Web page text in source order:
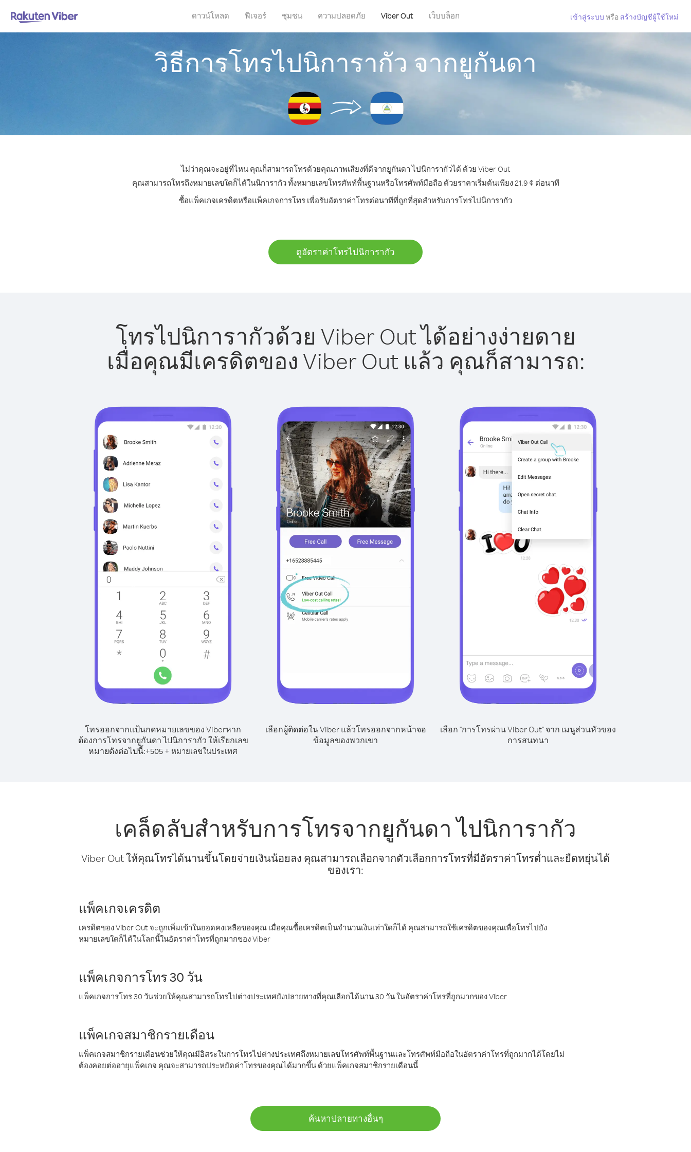
ดาวน์โหลด ฟีเจอร์ ชุมชน ความปลอดภัย Viber Out เว็บบล็อก เข้าสู่ระบบ หรือ สร้างบัญชีผู้ใช้ใหม่
วิธีการโทรไปนิการากัว จากยูกันดา
ไม่ว่าคุณจะอยู่ที่ไหน คุณก็สามารถโทรด้วยคุณภาพเสียงที่ดีจากยูกันดา ไปนิการากัวได้ ด้วย Viber Out
คุณสามารถโทรถึงหมายเลขใดก็ได้ในนิการากัว ทั้งหมายเลขโทรศัพท์พื้นฐานหรือโทรศัพท์มือถือ ด้วยราคาเริ่มต้นเพียง 21.9 ¢ ต่อนาที
ซื้อแพ็คเกจเครดิตหรือแพ็คเกจการโทร เพื่อรับอัตราค่าโทรต่อนาทีที่ถูกที่สุดสำหรับการโทรไปนิการากัว
ดูอัตราค่าโทรไปนิการากัว
โทรไปนิการากัวด้วย Viber Out ได้อย่างง่ายดาย
เมื่อคุณมีเครดิตของ Viber Out แล้ว คุณก็สามารถ:
โทรออกจากแป้นกดหมายเลขของ Viberหาก
ต้องการโทรจากยูกันดา ไปนิการากัว ให้เรียกเลข
หมายดังต่อไปนี้:+505 + หมายเลขในประเทศ
เลือกผู้ติดต่อใน Viber แล้วโทรออกจากหน้าจอ
ข้อมูลของพวกเขา
เลือก "การโทรผ่าน Viber Out" จาก เมนูส่วนหัวของ
การสนทนา
เคล็ดลับสำหรับการโทรจากยูกันดา ไปนิการากัว
Viber Out ให้คุณโทรได้นานขึ้นโดยจ่ายเงินน้อยลง คุณสามารถเลือกจากตัวเลือกการโทรที่มีอัตราค่าโทรต่ำและยืดหยุ่นได้
ของเรา:
แพ็คเกจเครดิต
เครดิตของ Viber Out จะถูกเพิ่มเข้าในยอดคงเหลือของคุณ เมื่อคุณซื้อเครดิตเป็นจำนวนเงินเท่าใดก็ได้ คุณสามารถใช้เครดิตของคุณเพื่อโทรไปยัง
หมายเลขใดก็ได้ในโลกนี้ในอัตราค่าโทรที่ถูกมากของ Viber
แพ็คเกจการโทร 30 วัน
แพ็คเกจการโทร 30 วันช่วยให้คุณสามารถโทรไปต่างประเทศยังปลายทางที่คุณเลือกได้นาน 30 วัน ในอัตราค่าโทรที่ถูกมากของ Viber
แพ็คเกจสมาชิกรายเดือน
แพ็คเกจสมาชิกรายเดือนช่วยให้คุณมีอิสระในการโทรไปต่างประเทศถึงหมายเลขโทรศัพท์พื้นฐานและโทรศัพท์มือถือในอัตราค่าโทรที่ถูกมากได้โดยไม่
ต้องคอยต่ออายุแพ็คเกจ คุณจะสามารถประหยัดค่าโทรของคุณได้มากขึ้น ด้วยแพ็คเกจสมาชิกรายเดือนนี้
ค้นหาปลายทางอื่นๆ